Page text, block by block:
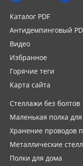
Каталог PDF
Антидемпинговый
Видео
Избранное
Горячие теги
Карта сайта
Стеллажи без болтов
Маленькая полка
Хранение проводов
Металлические
Полки для дома